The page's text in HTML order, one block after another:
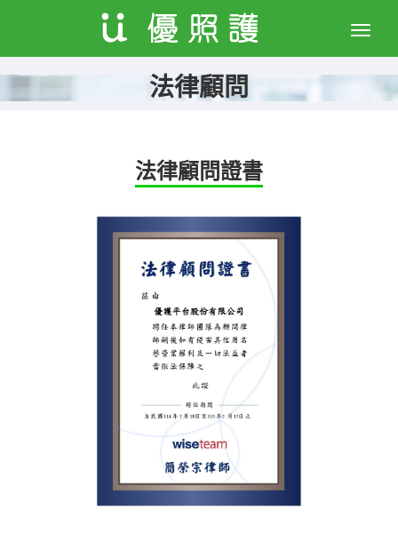
Toggle
法律顧問
法律顧問證書